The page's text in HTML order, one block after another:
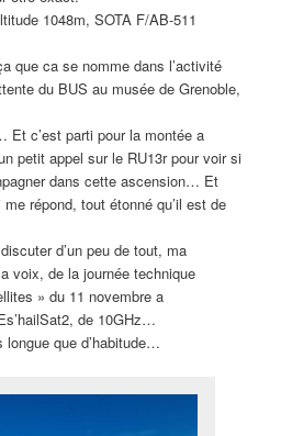
1048m, SOTA F/AB-511
que ca se nomme dans l’activité
du BUS au musée de Grenoble,
Et c’est parti pour la montée a
petit appel sur le RU13r pour voir si
dans cette ascension… Et
répond, tout étonné qu’il est de
d’un peu de tout, ma
voix, de la journée technique
» du 11 novembre a
de 10GHz…
que d’habitude…